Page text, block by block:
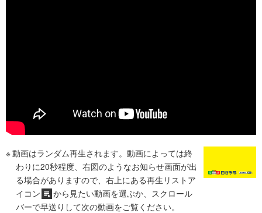
動画はランダム再生されます。動画によっては終
わりに20秒程度、右図のようなお知らせ画面が出
る場合がありますので、右上にある再生リストア
イコン
から見たい動画を選ぶか、スクロール
バーで早送りして次の動画をご覧ください。